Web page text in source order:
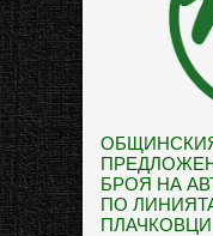
БРОЯ НА
ПО
ПЛАЧКОВЦИ